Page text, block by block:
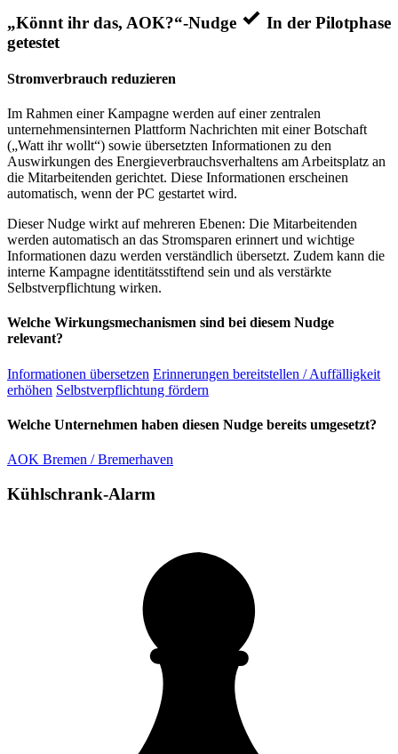
„Könnt ihr das, AOK?“-Nudge
In der Pilotphase
getestet
Stromverbrauch reduzieren
Im Rahmen einer Kampagne werden auf einer zentralen
unternehmensinternen Plattform Nachrichten mit einer Botschaft
(„Watt ihr wollt“) sowie übersetzten Informationen zu den
Auswirkungen des Energieverbrauchsverhaltens am Arbeitsplatz an
die Mitarbeitenden gerichtet. Diese Informationen erscheinen
automatisch, wenn der PC gestartet wird.
Dieser Nudge wirkt auf mehreren Ebenen: Die Mitarbeitenden
werden automatisch an das Stromsparen erinnert und wichtige
Informationen dazu werden verständlich übersetzt. Zudem kann die
interne Kampagne identitätsstiftend sein und als verstärkte
Selbstverpflichtung wirken.
Welche Wirkungsmechanismen sind bei diesem Nudge
relevant?
Informationen übersetzen Erinnerungen bereitstellen / Auffälligkeit
erhöhen Selbstverpflichtung fördern
Welche Unternehmen haben diesen Nudge bereits umgesetzt?
AOK Bremen / Bremerhaven
Kühlschrank-Alarm